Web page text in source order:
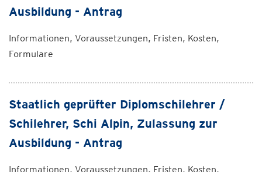
Ausbildung - Antrag
Informationen, Voraussetzungen, Fristen, Kosten,
Formulare
Staatlich geprüfter Diplomschilehrer /
Schilehrer, Schi Alpin, Zulassung zur
Ausbildung - Antrag
Informationen, Voraussetzungen, Fristen, Kosten,